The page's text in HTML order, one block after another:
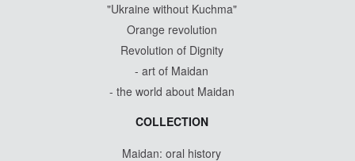
"Ukraine without Kuchma"
Orange revolution
Revolution of Dignity
- art of Maidan
- the world about Maidan
COLLECTION
Maidan: oral history